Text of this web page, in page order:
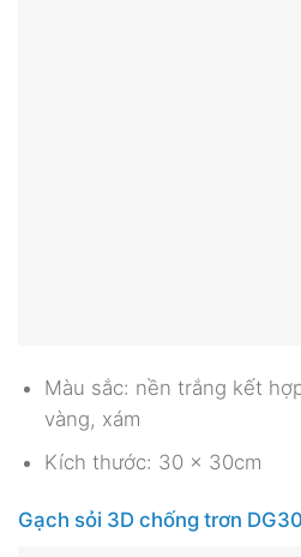
Màu sắc: nền trắng kết
vàng, xám
Kích thước: 30 x 30cm
Gạch sỏi 3D chống trơn